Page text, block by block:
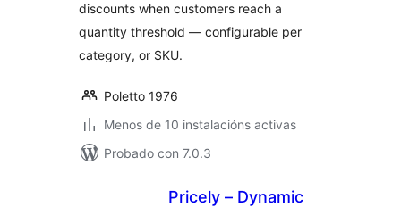
discounts when customers reach a
quantity threshold — configurable per
category, or SKU.
Poletto 1976
Menos de 10 instalacións activas
Probado con 7.0.3
Pricely – Dynamic